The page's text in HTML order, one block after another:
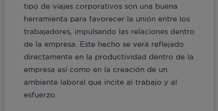
tipo de viajes corporativos son una buena
herramienta para favorecer la unión entre los
trabajadores, impulsando las relaciones dentro
de la empresa. Este hecho se verá reflejado
directamente en la productividad dentro de la
empresa así como en la creación de un
ambiente laboral que incite al trabajo y al
esfuerzo.